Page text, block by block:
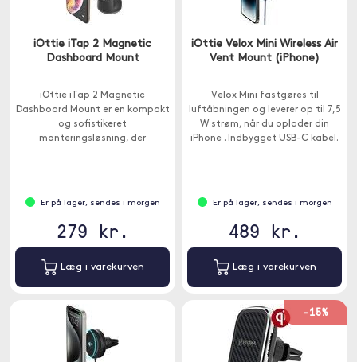
iOttie iTap 2 Magnetic
Dashboard Mount
iOttie iTap 2 Magnetic
Dashboard Mount er en kompakt
og sofistikeret
monteringsløsning, der
Er på lager, sendes i morgen
279 kr.
Læg i varekurven
iOttie Velox Mini Wireless Air
Vent Mount (iPhone)
Velox Mini fastgøres til
luftåbningen og leverer op til 7,5
W strøm, når du oplader din
iPhone . Indbygget USB-C kabel.
Er på lager, sendes i morgen
489 kr.
Læg i varekurven
-15%